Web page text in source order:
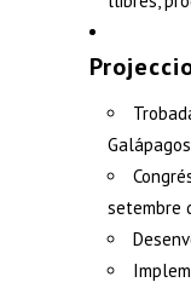
setembre